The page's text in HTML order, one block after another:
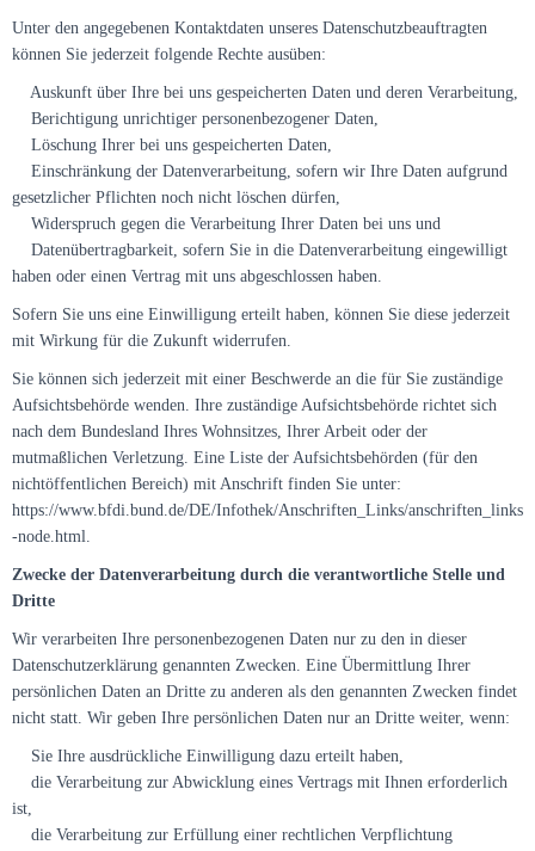
Unter den angegebenen Kontaktdaten unseres Datenschutzbeauftragten
können Sie jederzeit folgende Rechte ausüben:
Auskunft über Ihre bei uns gespeicherten Daten und deren Verarbeitung,
Berichtigung unrichtiger personenbezogener Daten,
Löschung Ihrer bei uns gespeicherten Daten,
Einschränkung der Datenverarbeitung, sofern wir Ihre Daten aufgrund
gesetzlicher Pflichten noch nicht löschen dürfen,
Widerspruch gegen die Verarbeitung Ihrer Daten bei uns und
Datenübertragbarkeit, sofern Sie in die Datenverarbeitung eingewilligt
haben oder einen Vertrag mit uns abgeschlossen haben.
Sofern Sie uns eine Einwilligung erteilt haben, können Sie diese jederzeit
mit Wirkung für die Zukunft widerrufen.
Sie können sich jederzeit mit einer Beschwerde an die für Sie zuständige
Aufsichtsbehörde wenden. Ihre zuständige Aufsichtsbehörde richtet sich
nach dem Bundesland Ihres Wohnsitzes, Ihrer Arbeit oder der
mutmaßlichen Verletzung. Eine Liste der Aufsichtsbehörden (für den
nichtöffentlichen Bereich) mit Anschrift finden Sie unter:
https://www.bfdi.bund.de/DE/Infothek/Anschriften_Links/anschriften_links
-node.html.
Zwecke der Datenverarbeitung durch die verantwortliche Stelle und
Dritte
Wir verarbeiten Ihre personenbezogenen Daten nur zu den in dieser
Datenschutzerklärung genannten Zwecken. Eine Übermittlung Ihrer
persönlichen Daten an Dritte zu anderen als den genannten Zwecken findet
nicht statt. Wir geben Ihre persönlichen Daten nur an Dritte weiter, wenn:
Sie Ihre ausdrückliche Einwilligung dazu erteilt haben,
die Verarbeitung zur Abwicklung eines Vertrags mit Ihnen erforderlich
ist,
die Verarbeitung zur Erfüllung einer rechtlichen Verpflichtung